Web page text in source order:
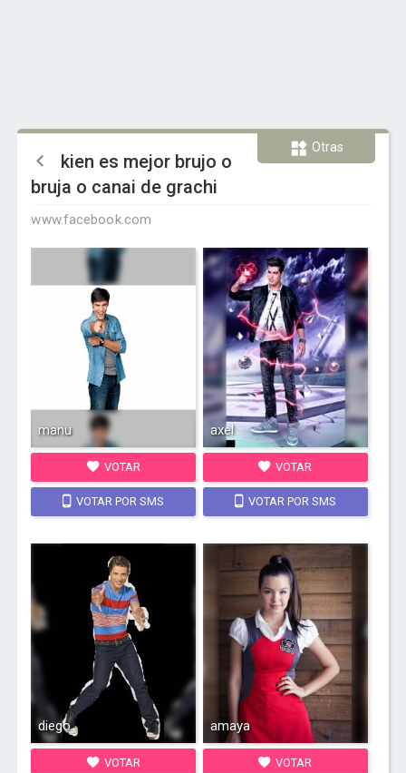
Otras
kien es mejor brujo o
bruja o canai de grachi
www.facebook.com
manu
VOTAR
VOTAR POR SMS
axel
VOTAR
VOTAR POR SMS
diego
VOTAR
amaya
VOTAR